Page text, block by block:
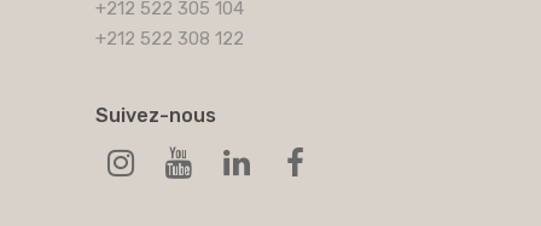
+212 522 305 104
+212 522 308 122
Suivez-nous